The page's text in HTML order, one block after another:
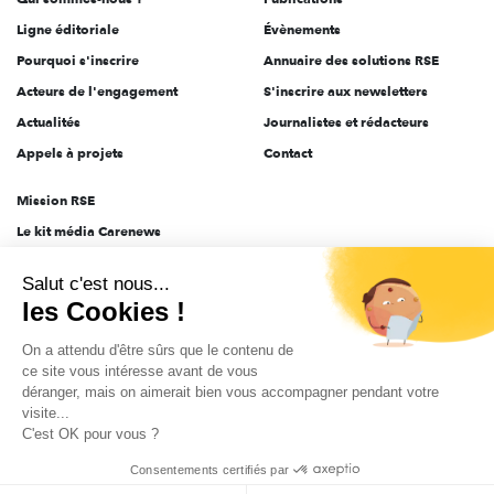
Ligne éditoriale
Pourquoi s'inscrire
Acteurs de l'engagement
Actualités
Appels à projets
Évènements
Annuaire des solutions RSE
S'inscrire aux newsletters
Journalistes et rédacteurs
Contact
Mission RSE
Le kit média Carenews
AEF info
Novethic
PRODURABLE
Inclusiv Day
Données personnelles Mentions légales 2025-2026 Tout droits réservés
Salut c'est nous...
les Cookies !
On a attendu d'être sûrs que le contenu de
ce site vous intéresse avant de vous
déranger, mais on aimerait bien vous accompagner pendant votre
visite...
C'est OK pour vous ?
Consentements certifiés par